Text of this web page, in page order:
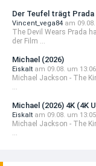
Der Teufel trägt Prada
Vincent_vega84 am
The Devil Wears Prada
der Film ...
Michael (2026)
Eiskalt am 09.08. um
Michael Jackson - The
...
Michael (2026) 4K (4K
Eiskalt am 09.08. um
Michael Jackson - The
...